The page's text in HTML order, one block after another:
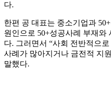
다.
한편 공 대표는 중소기업과
원인으로 50+성공사례 부재와
다. 그러면서 “사회 전반적으
사례가 많아지거나 금전적 지
말했다.